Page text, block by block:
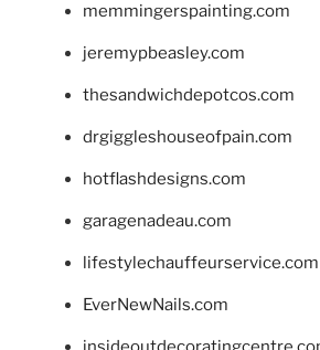
memmingerspainting.com
jeremypbeasley.com
thesandwichdepotcos.com
drgiggleshouseofpain.com
hotflashdesigns.com
garagenadeau.com
lifestylechauffeurservice.com
EverNewNails.com